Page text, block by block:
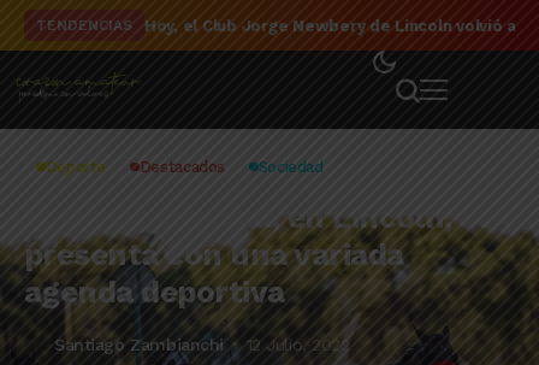
TENDENCIAS El detalle de la campaña de El Linqueño en el
Deporte Destacados Sociedad
El fin de semana, en Lincoln, se
presenta con una variada
agenda deportiva
Santiago Zambianchi 12 Julio, 2022